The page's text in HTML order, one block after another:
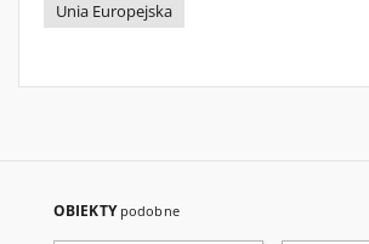
Unia Europejska
OBIEKTY podobne